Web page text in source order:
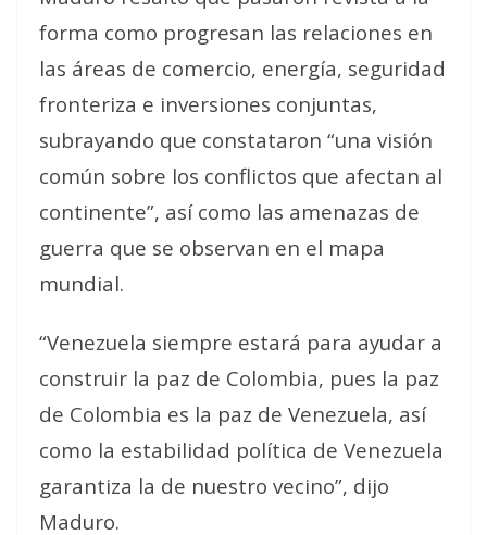
forma como progresan las relaciones en
las áreas de comercio, energía, seguridad
fronteriza e inversiones conjuntas,
subrayando que constataron “una visión
común sobre los conflictos que afectan al
continente”, así como las amenazas de
guerra que se observan en el mapa
mundial.
“Venezuela siempre estará para ayudar a
construir la paz de Colombia, pues la paz
de Colombia es la paz de Venezuela, así
como la estabilidad política de Venezuela
garantiza la de nuestro vecino”, dijo
Maduro.